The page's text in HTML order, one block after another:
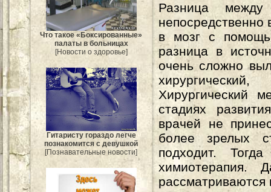
Что такое «Боксированные»
палаты в больницах
[Новости о здоровье]
Гитаристу гораздо легче
познакомится с девушкой
[Познавательные новости]
Разница
непосредственно
в мозг с
разница в
очень сложно
Хирургический
стадиях
врачей не
более зрелых
подходит.
химиотерапия.
рассматриваются